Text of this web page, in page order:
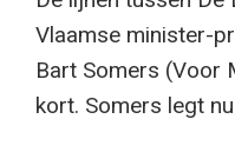
Vlaamse minister-
Bart Somers (Voor
kort. Somers legt